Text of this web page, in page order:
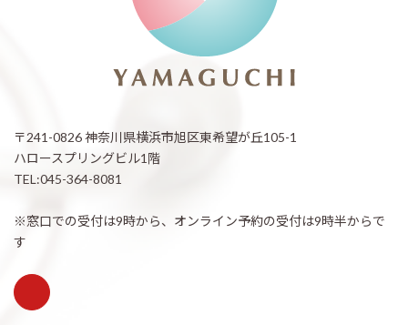
〒241-0826 神奈川県横浜市旭区東希望が丘105-1
ハロースプリングビル1階
TEL:045-364-8081
※窓口での受付は9時から、オンライン予約の受付は9時半からで
す